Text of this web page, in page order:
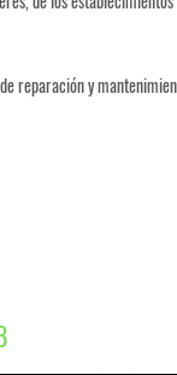
reparación y